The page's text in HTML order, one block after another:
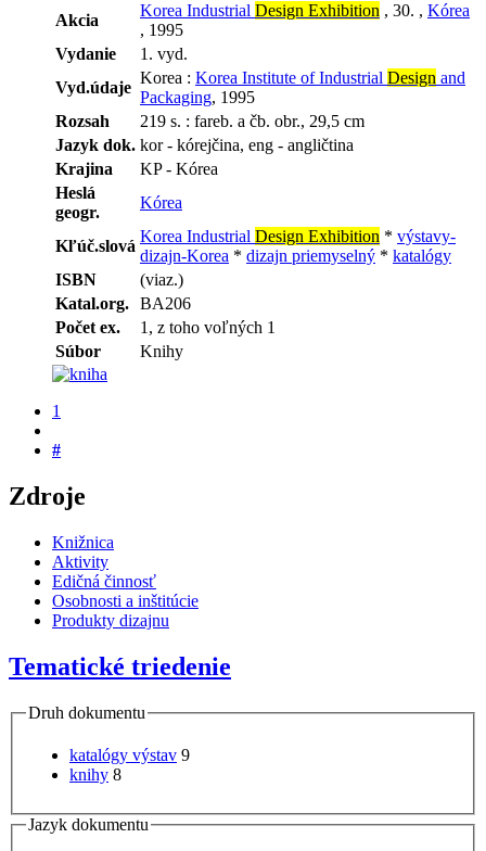
Akcia
Korea Industrial Design Exhibition , 30. , Kórea
, 1995
Vydanie
1. vyd.
Vyd.údaje
Korea : Korea Institute of Industrial Design and
Packaging, 1995
Rozsah
219 s. : fareb. a čb. obr., 29,5 cm
Jazyk dok. kor - kórejčina, eng - angličtina
Krajina
KP - Kórea
Heslá
geogr.
Kórea
Kľúč.slová
Korea Industrial Design Exhibition * výstavy-
dizajn-Korea * dizajn priemyselný * katalógy
ISBN
(viaz.)
Katal.org. BA206
Počet ex.
1, z toho voľných 1
Súbor
Knihy
1
#
Zdroje
Knižnica
Aktivity
Edičná činnosť
Osobnosti a inštitúcie
Produkty dizajnu
Tematické triedenie
Druh dokumentu
katalógy výstav 9
knihy 8
Jazyk dokumentu